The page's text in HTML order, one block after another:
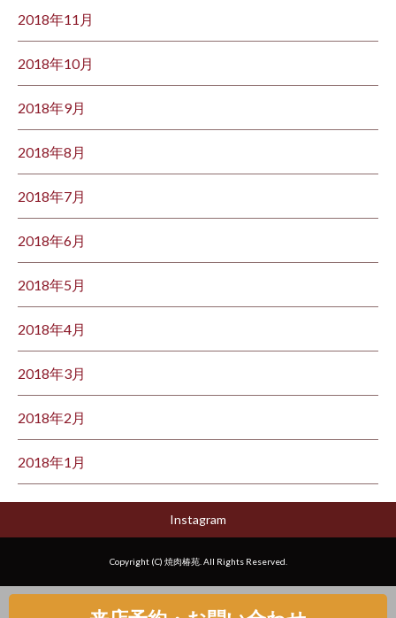
2018年11月
2018年10月
2018年9月
2018年8月
2018年7月
2018年6月
2018年5月
2018年4月
2018年3月
2018年2月
2018年1月
Instagram
Copyright (C) 焼肉椿苑. All Rights Reserved.